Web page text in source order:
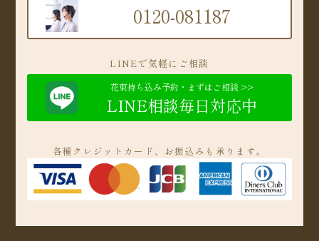
0120-081187
LINEで気軽にご相談
花束持ち込み予約・まずはご相談 >>
LINE相談毎日対応中
各種クレジットカード、お振込みも承ります。